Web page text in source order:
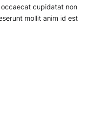
cupidatat non
mollit anim id est